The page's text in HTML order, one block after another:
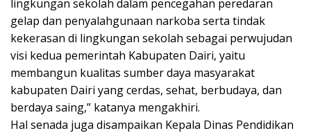
lingkungan sekolah dalam pencegahan peredaran
gelap dan penyalahgunaan narkoba serta tindak
kekerasan di lingkungan sekolah sebagai perwujudan
visi kedua pemerintah Kabupaten Dairi, yaitu
membangun kualitas sumber daya masyarakat
kabupaten Dairi yang cerdas, sehat, berbudaya, dan
berdaya saing,” katanya mengakhiri.
Hal senada juga disampaikan Kepala Dinas Pendidikan